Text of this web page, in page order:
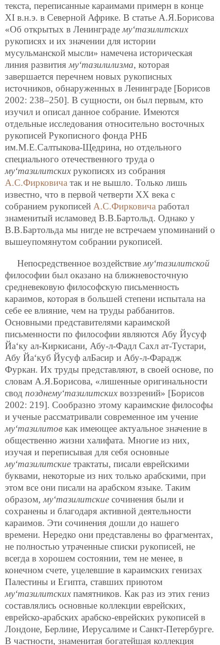
текста, переписанные караимами примерн в конце
XI в.н.э. в Северной Африке. В статье А.Я.Борисова
«Об открытых в Ленинградему‘тазилитских
рукописях и их значении для истории
мусульманской мысли» намечена историческая
линия развитияму‘тазилилизма, которая
завершается перечнем новых рукописных
источников, обнаруженных в Ленинграде [Борисов
2002: 238–250]. В сущности, он был первым, кто
изучил и описал данное собрание. Имеются
отдельные исследования относительно восточных
рукописей Рукописного фонда РНБ
им.М.Е.Салтыкова-Щедрина, но отдельного
специального отечественного труда о
му‘тазилитскихрукописях из собрания
А.С.Фирковича так и не вышло. Только лишь
известно, что в первой четверти XX века с
собранием рукописей А.С.Фирковича работал
знаменитый исламовед В.В.Бартольд. Однако у
В.В.Бартольда мы нигде не встречаем упоминаний о
вышеупомянутом собрании рукописей.
Непосредственное воздействиему‘тазилитской
философии был оказано на ближневосточную
средневековую философскую письменность
караимов, которая в большей степени испытала на
себе ее влияние, чем на труды раббанитов.
Основными представителями караимской
письменности по философии являются Абу Йусуф
Йа‘ку ал-Киркисани, Абу-л-Фадл Сахл ат-Тустари,
Абу Йа‘куб Йусуф алБасир и Абу-л-Фарадж
Фуркан. Их труды представляют, в своей основе, по
словам А.Я.Борисова, «лишенные оригинальности
свод позднему‘тазилитскихвоззрений» [Борисов
2002: 219]. Сообразно этому караимские философы
и ученые рассматривали современное им учение
му‘тазилитов как имеющее актуальное значение в
общественно жизни халифата. Многие из них,
изучая и переписывая для себя основные
му‘тазилитские трактаты, писали еврейскими
буквами, некоторые из них только арабскими, при
этом все они писали на арабском языке. Таким
образом,му‘тазилитские сочинения были и
сохранены и благодаря активной деятельности
караимов. Эти сочинения дошли до нашего
времени. Нередко они представлены во фрагментах,
не полностью утраченные списки рукописей, не
всегда в хорошем состоянии, тем не менее, в
конечном счете, уцелевшие в караимских генизах
Палестины и Египта, ставших приютом
му‘тазилитскихпамятников. Как раз из этих гениз
составлялись основные коллекции еврейских,
еврейско-арабских арабско-еврейских рукописей в
Лондоне, Берлине, Иерусалиме и Санкт-Петербурге.
В частности, знаменитая богатейшая коллекция